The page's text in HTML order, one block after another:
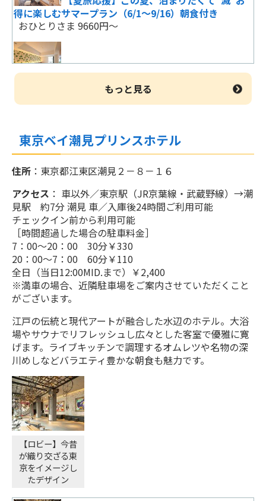
得に楽しむサマープラン（6/1～9/16）朝食付き
おひとりさま 9660円～
【早期割60】60日前の予約でお得に泊まれ
るプラン〈素泊まり〉
おひとりさま 6060円～
【早期割30】30日前までのご予約でお得な
プラン 素泊り
おひとりさま 7040円～
正規料金 素泊り
おひとりさま 20310円～
正規料金 朝食付
おひとりさま 23060円～
【1日1室限定！】心も身体もリフレッシ
ュ！話題のミラブルルーム 素泊り
おひとりさま 11110円～
正規料金 朝食付
おひとりさま 30460円～
正規料金 素泊り
おひとりさま 27710円～
もっと見る
東京ベイ潮見プリンスホテル
住所 ：東京都江東区潮見２－８－１６
アクセス ： 車以外／東京駅（JR京葉線・武蔵野線）→潮
見駅 約7分 潮見 車／入庫後24時間ご利用可能
チェックイン前から利用可能
［時間超過した場合の駐車料金］
7：00～20：00 30分￥330
20：00～7：00 60分￥110
全日（当日12:00MID.まで）￥2,400
※満車の場合、近隣駐車場をご案内させていただくこと
がございます。
江戸の伝統と現代アートが融合した水辺のホテル。大浴
場やサウナでリフレッシュし広々とした客室で優雅に寛
げます。ライブキッチンで調理するオムレツや名物の深
川めしなどバラエティ豊かな朝食も魅力です。
【ロビー】今昔
が織り交ざる東
京をイメージし
たデザイン